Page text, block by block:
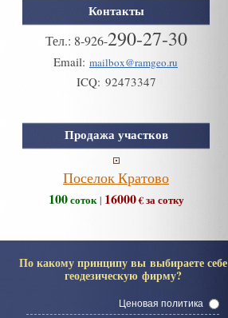
Контакты
Тел.: 8-926-290-27-30
Email: mailbox@ramgeo.ru
ICQ: 92473347
Продажа участков
Поселок Кратово
100соток| 16000€ за сотку
По какому принципу вы выбираете себе
геодезическую фирму?
Ценовая политика